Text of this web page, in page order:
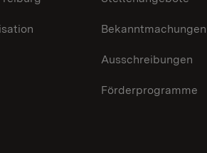
Bekanntmachungen
Ausschreibungen
Förderprogramme